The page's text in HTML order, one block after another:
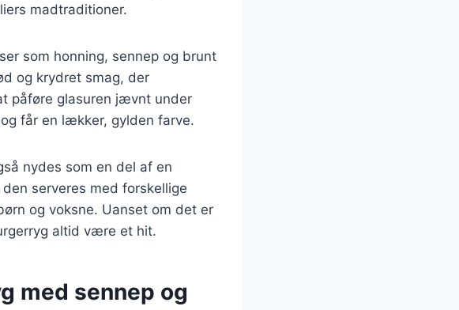
madtraditioner.
som honning, sennep og brunt
og krydret smag, der
påføre glasuren jævnt under
får en lækker, gylden farve.
nydes som en del af en
serveres med forskellige
og voksne. Uanset om det er
altid være et hit.
med sennep og